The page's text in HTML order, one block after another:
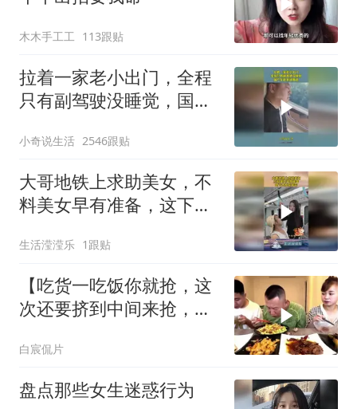
木木手工工 113跟贴
拉着一家老小出门，全程
只有副驾驶没睡觉，国产
小奇说生活 2546跟贴
大哥地铁上求助美女，不
料美女早有准备，这下大
生活滢滢乐 1跟贴
【吃货一吃饭你就抢，这
次还要挤到中间来抢，我
白宸侃片
盘点那些女生迷惑行为